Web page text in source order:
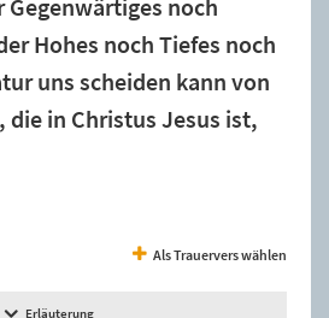
noch
Hohes noch Tiefes noch
uns scheiden kann von
die in Christus Jesus ist,
Als Trauervers wählen
Erläuterung